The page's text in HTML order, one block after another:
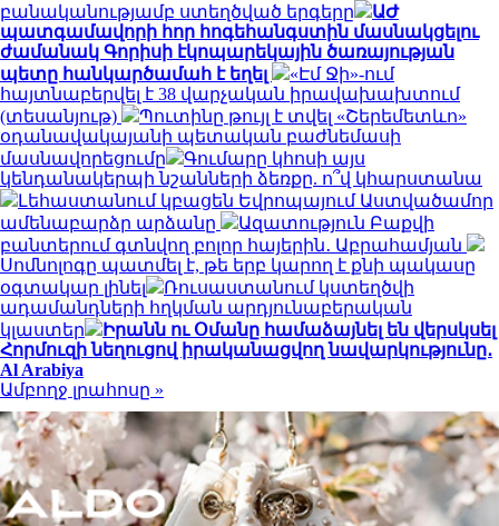
բանականությամբ ստեղծված երգերը
ԱԺ
պատգամավորի հոր հոգեհանգստին մասնակցելու
ժամանակ Գորիսի էկոպարեկային ծառայության
պետը հանկարծամահ է եղել
«Էմ Ջի»-ում
հայտնաբերվել է 38 վարչական իրավախախտում
(տեսանյութ)
Պուտինը թույլ է տվել «Շերեմետևո»
օդանավակայանի պետական բաժնեմասի
մասնավորեցումը
Գումարը կհոսի այս
կենդանակերպի նշանների ձեռքը. ո՞վ կհարստանա
Լեհաստանում կբացեն Եվրոպայում Աստվածամոր
ամենաբարձր արձանը
Ազատություն Բաքվի
բանտերում գտնվող բոլոր հայերին․ Աբրահամյան
Սոմնոլոգը պատմել է, թե երբ կարող է քնի պակասը
օգտակար լինել
Ռուսաստանում կստեղծվի
ադամանդների հղկման արդյունաբերական
կլաստեր
Իրանն ու Օմանը համաձայնել են վերսկսել
Հորմուզի նեղուցով իրականացվող նավարկությունը․
Al Arabiya
Ամբողջ լրահոսը »